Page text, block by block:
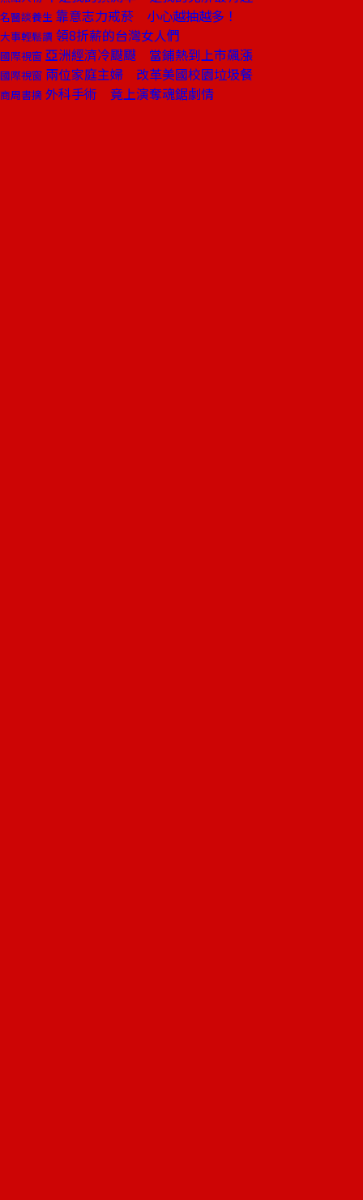
名醫談養生 靠意志力戒菸 小心越抽越多！
大事輕鬆讀 領8折薪的台灣女人們
國際視窗 亞洲經濟冷颼颼 當鋪熱到上市飆漲
國際視窗 兩位家庭主婦 改革美國校園垃圾餐
商周書摘 外科手術 竟上演奪魂鋸劇情